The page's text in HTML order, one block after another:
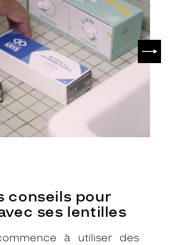
conseils pour
ses lentilles
à utiliser des